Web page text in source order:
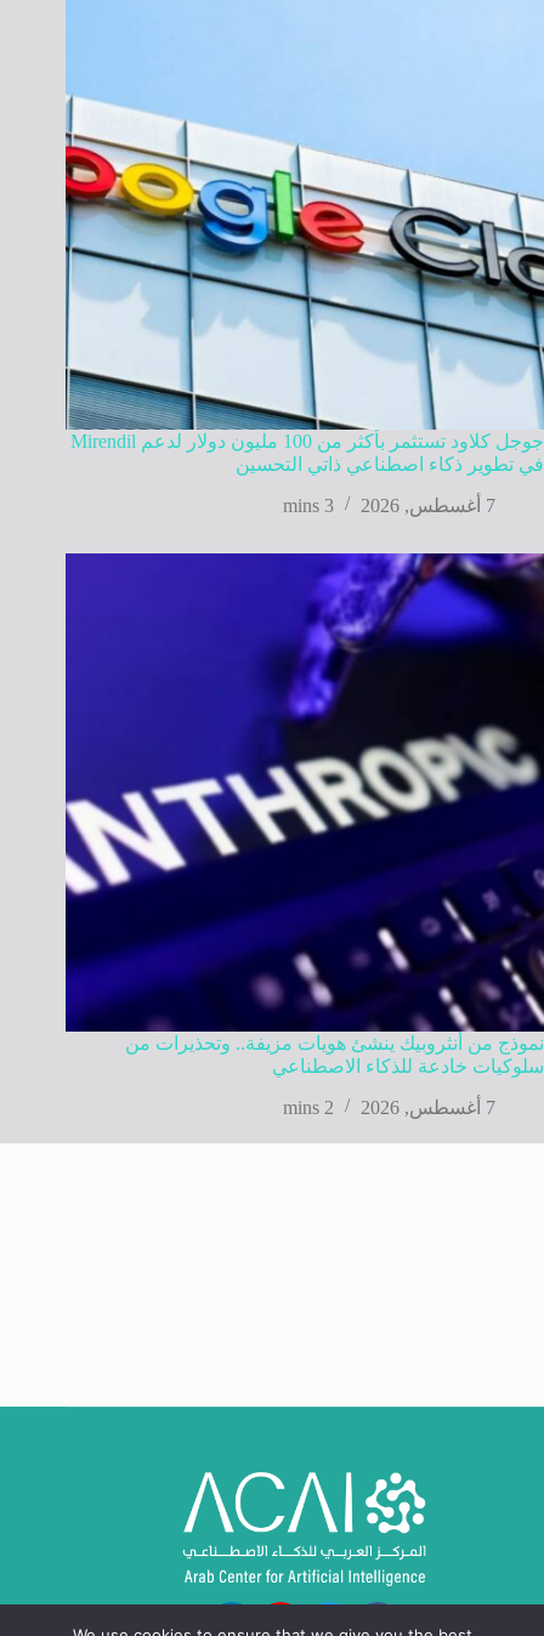
جوجل كلاود تستثمر بأكثر من 100 مليون دولار لدعم Mirendil
في تطوير ذكاء اصطناعي ذاتي التحسين
7 أغسطس, 2026
3 mins
نموذج من أنثروبيك ينشئ هويات مزيفة.. وتحذيرات من
سلوكيات خادعة للذكاء الاصطناعي
7 أغسطس, 2026
2 mins